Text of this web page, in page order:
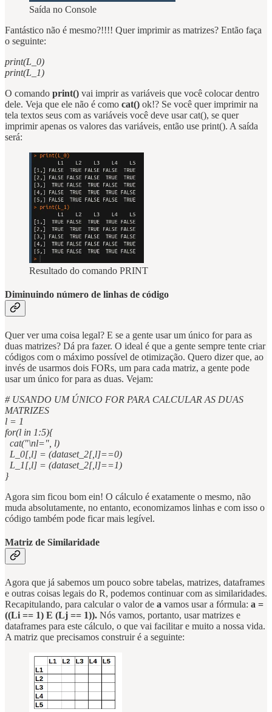
Saída no Console
Fantástico não é mesmo?!!!! Quer imprimir as matrizes? Então faça
o seguinte:
print(L_0)
print(L_1)
O comando print() vai imprir as variáveis que você colocar dentro
dele. Veja que ele não é como cat() ok!? Se você quer imprimir na
tela textos seus com as variáveis você deve usar cat(), se quer
imprimir apenas os valores das variáveis, então use print(). A saída
será:
Resultado do comando PRINT
Diminuindo número de linhas de código
Quer ver uma coisa legal? E se a gente usar um único for para as
duas matrizes? Dá pra fazer. O ideal é que a gente sempre tente criar
códigos com o máximo possível de otimização. Quero dizer que, ao
invés de usarmos dois FORs, um para cada matriz, a gente pode
usar um único for para as duas. Vejam:
# USANDO UM ÚNICO FOR PARA CALCULAR AS DUAS
MATRIZES
l = 1
for(l in 1:5){
cat("\nl=", l)
L_0[,l] = (dataset_2[,l]==0)
L_1[,l] = (dataset_2[,l]==1)
}
Agora sim ficou bom ein! O cálculo é exatamente o mesmo, não
muda absolutamente, no entanto, economizamos linhas e com isso o
código também pode ficar mais legível.
Matriz de Similaridade
Agora que já sabemos um pouco sobre tabelas, matrizes, dataframes
e outras coisas legais do R, podemos continuar com as similaridades.
Recapitulando, para calcular o valor de a vamos usar a fórmula: a =
((Li == 1) E (Lj == 1)). Nós vamos, portanto, usar matrizes e
dataframes para este cálculo, o que vai facilitar e muito a nossa vida.
A matriz que precisamos construir é a seguinte: